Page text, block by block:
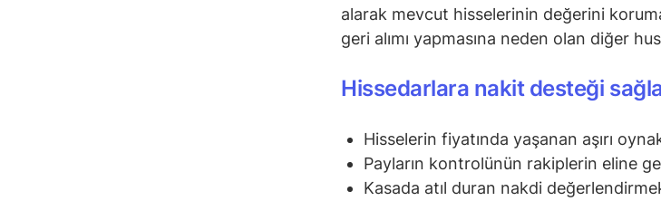
alarak mevcut hisselerinin değerini
geri alımı yapmasına neden olan diğer
Hissedarlara nakit desteği
Hisselerin fiyatında yaşanan aşırı
Payların kontrolünün rakiplerin eline
Kasada atıl duran nakdi